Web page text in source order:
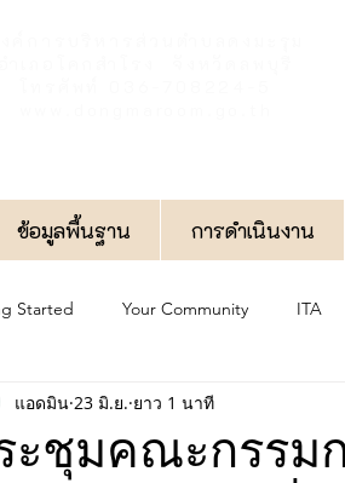
ข้อมูลพื้นฐาน การดำเนินงาน
Started Your Community ITA
ป้องกันการทุจริต งาน
ะชุมคณะกรรม
แอดมิน 23 มิ.ย. ยาว 1 นาที